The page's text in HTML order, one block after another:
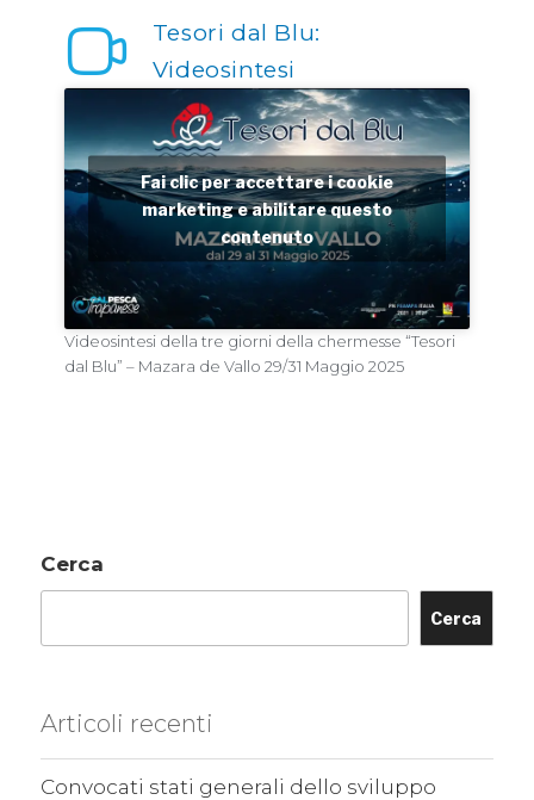
Tesori dal Blu:
Videosintesi
Fai clic per accettare i cookie
marketing e abilitare questo
contenuto
Videosintesi della tre giorni della chermesse “Tesori
dal Blu” – Mazara de Vallo 29/31 Maggio 2025
Cerca
Cerca
Articoli recenti
Convocati stati generali dello sviluppo